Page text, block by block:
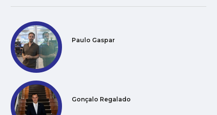
Paulo Gaspar
Gonçalo Regalado